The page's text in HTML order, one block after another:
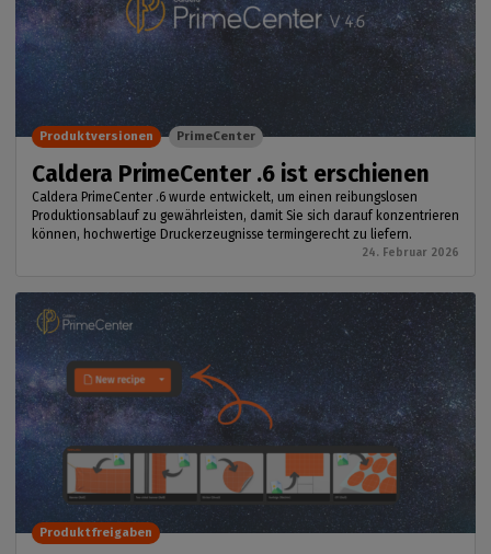
Caldera PrimeCenter .6 ist erschienen
Caldera PrimeCenter .6 wurde entwickelt, um einen reibungslosen
Produktionsablauf zu gewährleisten, damit Sie sich darauf konzentrieren
können, hochwertige Druckerzeugnisse termingerecht zu liefern.
24. Februar 2026
Produktversionen PrimeCenter
Produktfreigaben